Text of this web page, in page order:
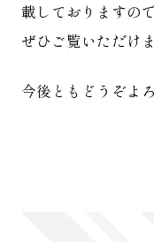
載しておりますので
ぜひご覧いただけ
今後ともどうぞよ